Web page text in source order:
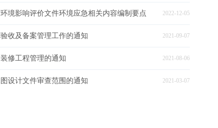
境影响评价文件环境应急相关内容编制要点 2022-12-05
收及备案管理工作的通知 2021-09-07
修工程管理的通知 2021-08-06
设计文件审查范围的通知 2021-03-07